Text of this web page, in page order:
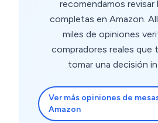
info....sigo con la misma mesa y
todo OK, gran compra.
recomendamos revisar
completas en Amazon.
miles de opiniones
compradores reales que
tomar una decisión
Ver más opiniones de
Amazon